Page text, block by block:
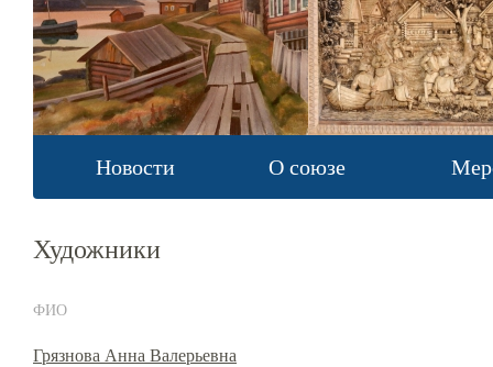
Новости О союзе
Художники
ФИО
Грязнова Анна Валерьевна